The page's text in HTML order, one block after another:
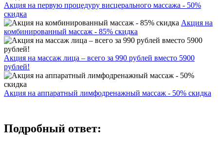
Акция на первую процедуру висцерального массажа - 50%
скидка
Акция на
комбинированный массаж - 85% скидка
Акция на массаж лица – всего за 990 рублей вместо 5900
рублей!
Акция на аппаратный лимфодренажный массаж - 50% скидка
Подробный ответ: